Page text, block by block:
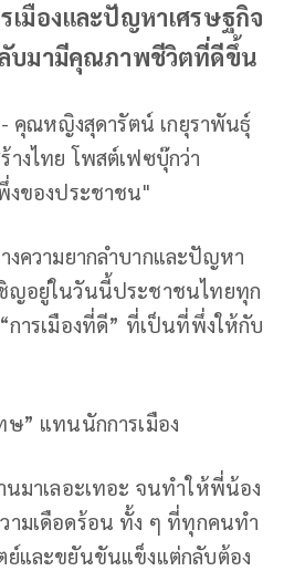
เมืองและปัญหาเศรษฐกิจ
บมามีคุณภาพชีวิตที่ดีขึ้น
คุณหญิงสุดารัตน์ เกยุราพันธุ์
งไทย โพสต์เฟซบุ๊กว่า
งของประชาชน"
งความยากลำบากและปัญหา
ญอยู่ในวันนี้ประชาชนไทยทุก
การเมืองที่ดี” ที่เป็นที่พึ่งให้กับ
” แทนนักการเมือง
นมาเลอะเทอะ จนทำให้พี่น้อง
ามเดือดร้อน ทั้ง ๆ ที่ทุกคนทำ
ย์และขยันขันแข็งแต่กลับต้อง